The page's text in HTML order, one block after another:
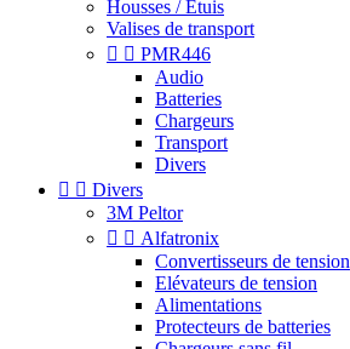
Housses / Étuis
Valises de transport
  PMR446
Audio
Batteries
Chargeurs
Transport
Divers
  Divers
3M Peltor
  Alfatronix
Convertisseurs de tension
Elévateurs de tension
Alimentations
Protecteurs de batteries